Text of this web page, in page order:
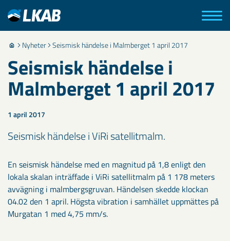
Nyheter Seismisk händelse i Malmberget 1 april 2017
Seismisk händelse i
Malmberget 1 april 2017
1 april 2017
Seismisk händelse i ViRi satellitmalm.
En seismisk händelse med en magnitud på 1,8 enligt den
lokala skalan inträffade i ViRi satellitmalm på 1 178 meters
avvägning i malmbergsgruvan. Händelsen skedde klockan
04.02 den 1 april. Högsta vibration i samhället uppmättes på
Murgatan 1 med 4,75 mm/s.